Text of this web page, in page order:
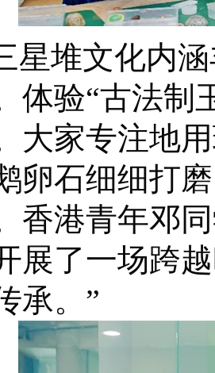
星堆文化内
体验“古法制
大家专注地
卵石细细打
香港青年邓
展了一场跨
承。”